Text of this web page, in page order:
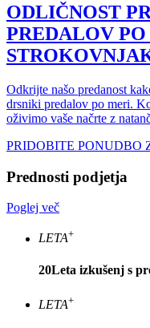
ODLIČNOST
PREDALOV
Odkrijte našo predanost
drsniki predalov po meri.
oživimo vaše načrte z
PRIDOBITE PONUDBO
Prednosti podjetja
Poglej več
LETA+
20Leta izkušenj s
LETA+